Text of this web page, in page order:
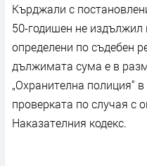
Кърджали с
50-годишен не издължил
определени по съдебен
дължимата сума е в
„Охранителна полиция“
проверката по случая с
Наказателния кодекс.